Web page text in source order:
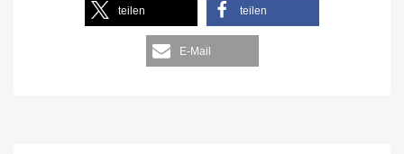
teilen teilen
E-Mail